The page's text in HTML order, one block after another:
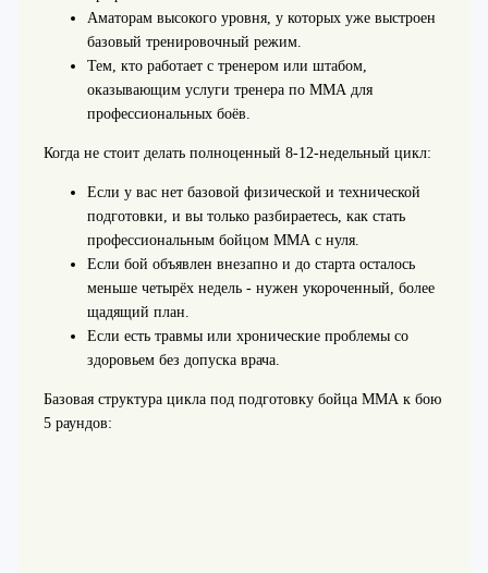
Аматорам высокого уровня, у которых уже выстроен
базовый тренировочный режим.
Тем, кто работает с тренером или штабом,
оказывающим услуги тренера по ММА для
профессиональных боёв.
Когда не стоит делать полноценный 8-12‑недельный цикл:
Если у вас нет базовой физической и технической
подготовки, и вы только разбираетесь, как стать
профессиональным бойцом ММА с нуля.
Если бой объявлен внезапно и до старта осталось
меньше четырёх недель - нужен укороченный, более
щадящий план.
Если есть травмы или хронические проблемы со
здоровьем без допуска врача.
Базовая структура цикла под подготовку бойца ММА к бою
5 раундов: